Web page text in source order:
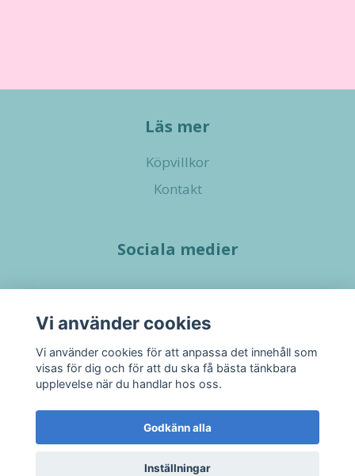
Läs mer
Köpvillkor
Kontakt
Sociala medier
Vi använder cookies
Vi använder cookies för att anpassa det innehåll som
visas för dig och för att du ska få bästa tänkbara
upplevelse när du handlar hos oss.
Godkänn alla
Inställningar